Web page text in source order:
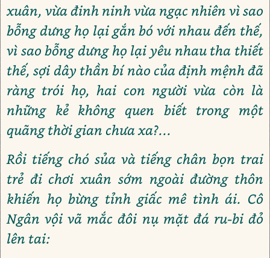
xuân, vừa đinh ninh vừa ngạc nhiên vì sao
bỗng dưng họ lại gắn bó với nhau đến thế,
vì sao bỗng dưng họ lại yêu nhau tha thiết
thế, sợi dây thần bí nào của định mệnh đã
ràng trói họ, hai con người vừa còn là
những kẻ không quen biết trong một
quãng thời gian chưa xa?...
Rồi tiếng chó sủa và tiếng chân bọn trai
trẻ đi chơi xuân sớm ngoài đường thôn
khiến họ bừng tỉnh giấc mê tình ái. Cô
Ngân vội vã mắc đôi nụ mặt đá ru-bi đỏ
lên tai: